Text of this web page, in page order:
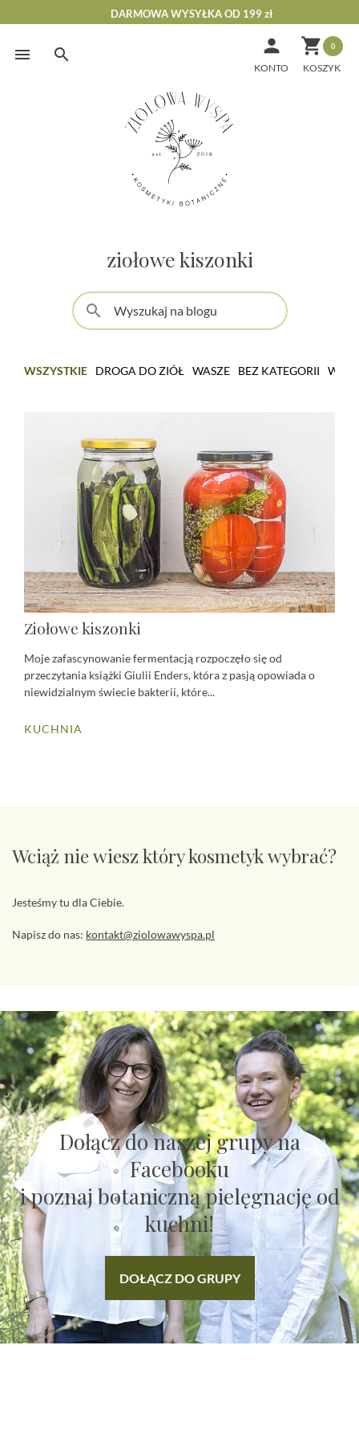
Skip
DARMOWA WYSYŁKA OD 199 zł
 0

KONTO
ziołowe kiszonki
search
WSZYSTKIE DROGA DO ZIÓŁ WASZE BEZ KATEGORII
Ziołowe kiszonki
Moje zafascynowanie fermentacją rozpoczęło się od
przeczytania książki Giulii Enders, która z pasją opowiada o
niewidzialnym świecie bakterii, które...
KUCHNIA
Wciąż nie wiesz który kosmetyk wybrać?
Jesteśmy tu dla Ciebie.
Napisz do nas: kontakt@ziolowawyspa.pl
Dołącz do naszej grupy na
Facebooku
i poznaj botaniczną pielęgnację od
kuchni!
DOŁĄCZ DO GRUPY